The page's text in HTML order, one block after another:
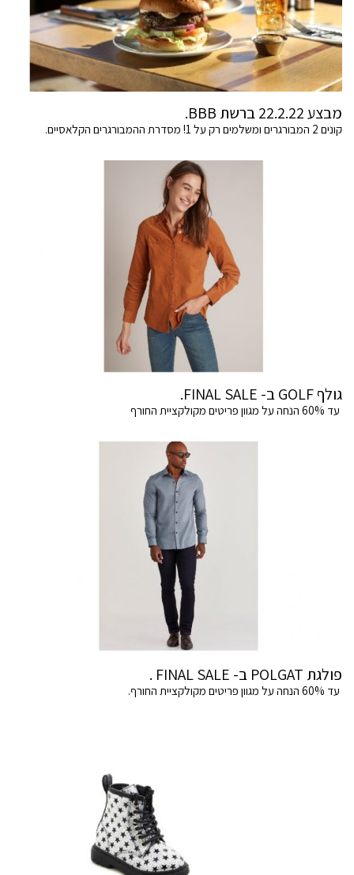
מבצע 22.2.22 ברשת BBB.
קונים 2 המבורגרים ומשלמים רק על 1! מסדרת ההמבורגרים הקלאסיים.
גולף GOLF ב- FINAL SALE.
עד 60% הנחה על מגוון פריטים מקולקציית החורף
פולגת POLGAT ב- FINAL SALE .
עד 60% הנחה על מגוון פריטים מקולקציית החורף.